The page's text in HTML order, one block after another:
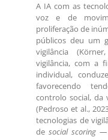
A IA com as
voz e de
proliferação de
públicos deu um
vigilância
vigilância, com a
individual,
favorecendo
controlo social, da
(Pedroso et al.,
tecnologias de
de social scoring —